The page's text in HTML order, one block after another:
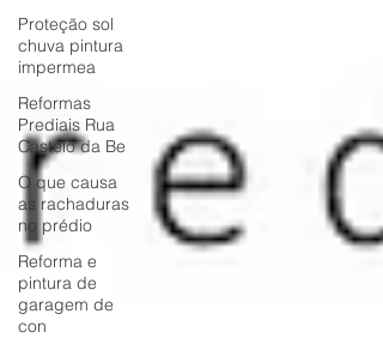
Proteção sol
chuva pintura
impermea
Reformas
Prediais Rua
Castelo da Be
O que causa
as rachaduras
no prédio
Reforma e
pintura de
garagem de
con